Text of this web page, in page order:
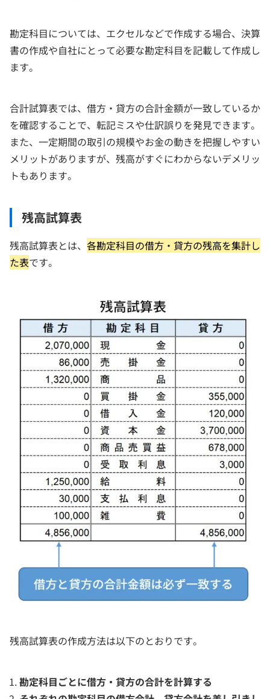
勘定科目については、エクセルなどで作成する場合、決算
書の作成や自社にとって必要な勘定科目を記載して作成し
ます。
合計試算表では、借方・貸方の合計金額が一致しているか
を確認することで、転記ミスや仕訳誤りを発見できます。
また、一定期間の取引の規模やお金の動きを把握しやすい
メリットがありますが、残高がすぐにわからないデメリッ
トもあります。
残高試算表
残高試算表とは、 各勘定科目の借方・貸方の残高を集計し
た表です。
残高試算表の作成方法は以下のとおりです。
勘定科目ごとに借方・貸方の合計を計算する